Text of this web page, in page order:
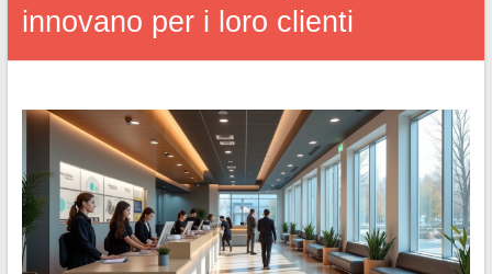
innovano per i loro clienti